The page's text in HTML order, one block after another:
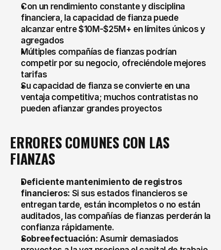
Con un rendimiento constante y disciplina
financiera, la capacidad de fianza puede
alcanzar entre $10M-$25M+ en límites únicos y
agregados
Múltiples compañías de fianzas podrían
competir por su negocio, ofreciéndole mejores
tarifas
Su capacidad de fianza se convierte en una
ventaja competitiva; muchos contratistas no
pueden afianzar grandes proyectos
ERRORES COMUNES CON LAS
FIANZAS
Deficiente mantenimiento de registros
financieros: Si sus estados financieros se
entregan tarde, están incompletos o no están
auditados, las compañías de fianzas perderán la
confianza rápidamente.
Sobreefectuación: Asumir demasiados